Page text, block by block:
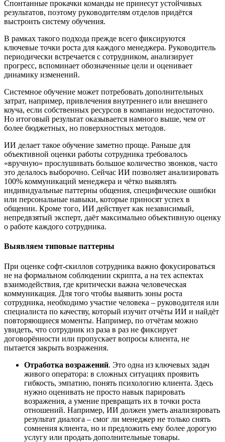
Спонтанные прокачки команды не принесут устойчивых
результатов, поэтому руководителям отделов придётся
выстроить систему обучения.
В рамках такого подхода прежде всего фиксируются
ключевые точки роста для каждого менеджера. Руководитель
периодически встречается с сотрудником, анализирует
прогресс, вспоминает обозначенные цели и оценивает
динамику изменений.
Системное обучение может потребовать дополнительных
затрат, например, привлечения внутреннего или внешнего
коуча, если собственных ресурсов в компании недостаточно.
Но итоговый результат оказывается намного выше, чем от
более бюджетных, но поверхностных методов.
ИИ делает такое обучение заметно проще. Раньше для
объективной оценки работы сотрудника требовалось
«вручную» прослушивать большое количество звонков, часто
это делалось выборочно. Сейчас ИИ позволяет анализировать
100% коммуникаций менеджера и чётко выявлять
индивидуальные паттерны общения, специфические ошибки
или персональные навыки, которые приносят успех в
общении. Кроме того, ИИ действует как независимый,
непредвзятый эксперт, даёт максимально объективную оценку
о работе каждого сотрудника.
Выявляем типовые паттерны
При оценке софт-скиллов сотрудника важно фокусироваться
не на формальном соблюдении скрипта, а на тех аспектах
взаимодействия, где критически важна человеческая
коммуникация. Для того чтобы выявить зоны роста
сотрудника, необходимо участие человека – руководителя или
специалиста по качеству, который изучит отчёты ИИ и найдёт
повторяющиеся моменты. Например, по отчётам можно
увидеть, что сотрудник из раза в раз не фиксирует
договорённости или пропускает вопросы клиента, не
пытается закрыть возражения.
Отработка возражений. Это одна из ключевых задач
живого оператора: в сложных ситуациях проявить
гибкость, эмпатию, понять психологию клиента. Здесь
нужно оценивать не просто навык парировать
возражения, а умение превращать их в точки роста
отношений. Например, ИИ должен уметь анализировать
результат диалога – смог ли менеджер не только снять
сомнения клиента, но и предложить ему более дорогую
услугу или продать дополнительные товары.